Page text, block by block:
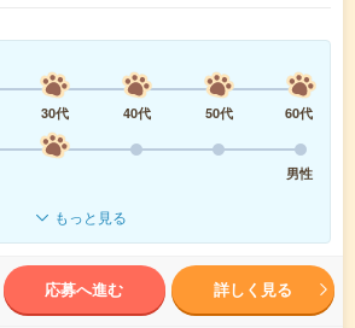
30代 40代 50代
60代
男性
もっと見る
応募へ進む 詳しく見る